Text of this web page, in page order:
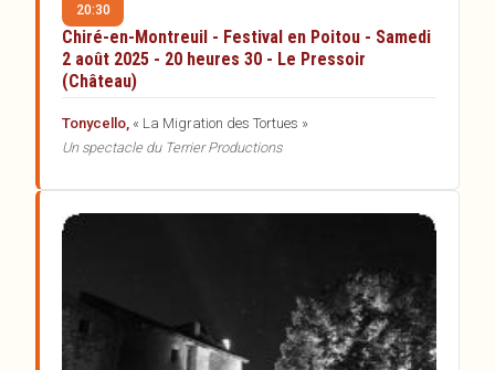
20:30
Chiré-en-Montreuil - Festival en Poitou - Samedi
2 août 2025 - 20 heures 30 - Le Pressoir
(Château)
Tonycello, « La Migration des Tortues »
Un spectacle du Terrier Productions